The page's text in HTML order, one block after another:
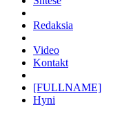
Redaksia
Video
Kontakt
[FULLNAME]
Hyni